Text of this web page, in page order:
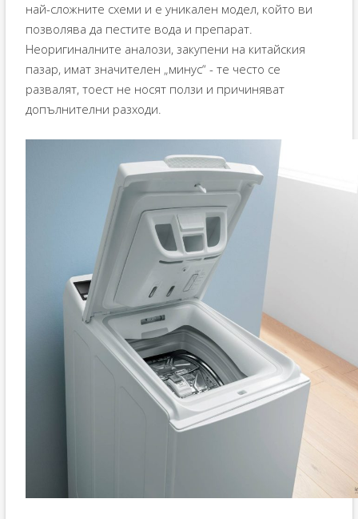
най-сложните схеми и е уникален модел, който ви
позволява да пестите вода и препарат.
Неоригиналните аналози, закупени на китайския
пазар, имат значителен „минус“ - те често се
развалят, тоест не носят ползи и причиняват
допълнителни разходи.